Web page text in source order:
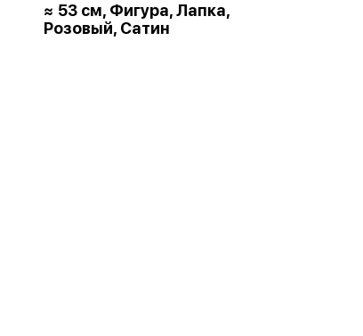
≈ 53 см, Фигура, Лапка,
Розовый, Сатин